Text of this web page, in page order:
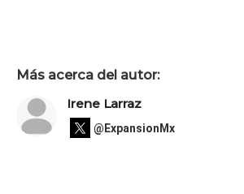
Más acerca del autor:
Irene Larraz
@ExpansionMx